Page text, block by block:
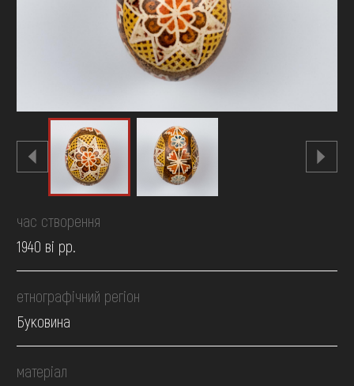
ОНЛАЙН-КРАМНИЦЯ
час створення
1940 ві рр.
етнографічний регіон
Буковина
матеріал